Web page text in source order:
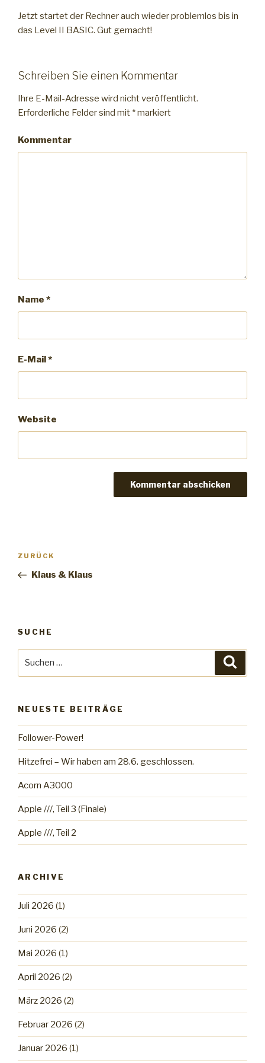
Jetzt startet der Rechner auch wieder problemlos bis in
das Level II BASIC. Gut gemacht!
Schreiben Sie einen Kommentar
Ihre E-Mail-Adresse wird nicht veröffentlicht.
Erforderliche Felder sind mit *markiert
Kommentar
Name *
E-Mail *
Website
Beitrags-
Vorheriger
Beitrag
ZURÜCK
Klaus & Klaus
SUCHE
NEUESTE BEITRÄGE
Follower-Power!
Hitzefrei – Wir haben am 28.6. geschlossen.
Acorn A3000
Apple ///, Teil 3 (Finale)
Apple ///, Teil 2
ARCHIVE
Juli 2026 (1)
Juni 2026 (2)
Mai 2026 (1)
April 2026 (2)
März 2026 (2)
Februar 2026 (2)
Januar 2026 (1)